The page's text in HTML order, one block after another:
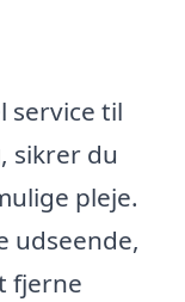
service til
, sikrer du
pleje.
udseende,
fjerne